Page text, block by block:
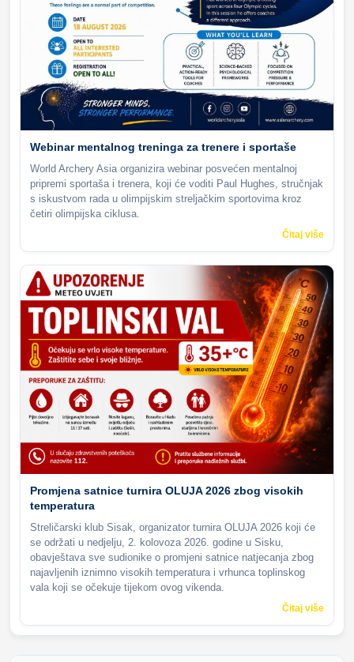
Webinar mentalnog treninga za trenere i sportaše
World Archery Asia organizira webinar posvećen mentalnoj
pripremi sportaša i trenera, koji će voditi Paul Hughes, stručnjak
s iskustvom rada u olimpijskim streljačkim sportovima kroz
četiri olimpijska ciklusa.
Čitaj više
Promjena satnice turnira OLUJA 2026 zbog visokih
temperatura
Streličarski klub Sisak, organizator turnira OLUJA 2026 koji će
se održati u nedjelju, 2. kolovoza 2026. godine u Sisku,
obavještava sve sudionike o promjeni satnice natjecanja zbog
najavljenih iznimno visokih temperatura i vrhunca toplinskog
vala koji se očekuje tijekom ovog vikenda.
Čitaj više